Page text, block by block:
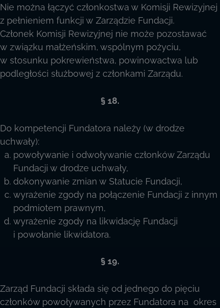
Nie można łączyć członkostwa w Komisji Rewizyjnej
z pełnieniem funkcji w Zarządzie Fundacji.
Członek Komisji Rewizyjnej nie może pozostawać
w związku małżeńskim, wspólnym pożyciu,
w stosunku pokrewieństwa, powinowactwa lub
podległości służbowej z członkami Zarządu.
§ 18.
Do kompetencji Fundatora należy (w drodze
uchwały):
powoływanie i odwoływanie członków Zarządu
Fundacji w drodze uchwały,
dokonywanie zmian w Statucie Fundacji,
wyrażenie zgody na połączenie Fundacji z innym
podmiotem prawnym,
wyrażenie zgody na likwidację Fundacji
i powołanie likwidatora.
§ 19.
Zarząd Fundacji składa się od jednego do pięciu
członków powoływanych przez Fundatora na okres